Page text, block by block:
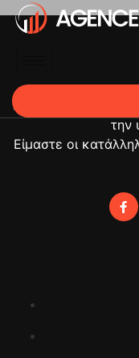
Πείτε μας τι
την
Είμαστε οι